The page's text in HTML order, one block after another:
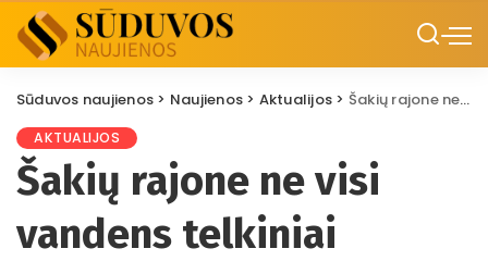
Sūduvos naujienos > Naujienos > Aktualijos > Šakių rajone ne visi vandens telkiniai tinkami maudynėms – dvejose žarninių enterokokų skaičius viršijo normas
AKTUALIJOS
Šakių rajone ne visi
vandens telkiniai